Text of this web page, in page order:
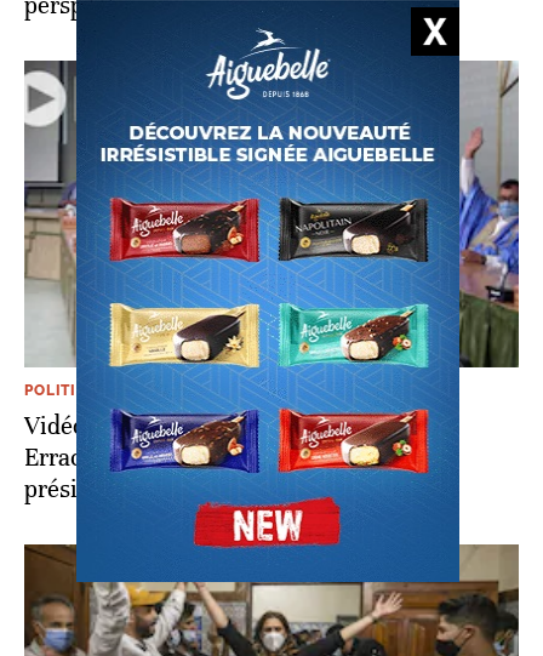
POLITIQUE
Vidéo. Laâyoune: Moulay Hamdi Ould
Errachid de l'Istiqlal officiellement réélu
président du conseil municipal